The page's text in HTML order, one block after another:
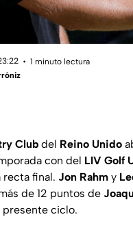
1 minuto lectura
Club del Reino Unido
con del LIV Golf
recta final. Jon Rahm y
de 12 puntos de
ciclo.